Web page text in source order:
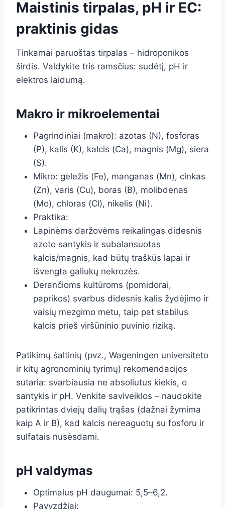
Maistinis tirpalas, pH ir EC:
praktinis gidas
Tinkamai paruoštas tirpalas – hidroponikos
širdis. Valdykite tris ramsčius: sudėtį, pH ir
elektros laidumą.
Makro ir mikroelementai
Pagrindiniai (makro): azotas (N), fosforas
(P), kalis (K), kalcis (Ca), magnis (Mg), siera
(S).
Mikro: geležis (Fe), manganas (Mn), cinkas
(Zn), varis (Cu), boras (B), molibdenas
(Mo), chloras (Cl), nikelis (Ni).
Praktika:
Lapinėms daržovėms reikalingas didesnis
azoto santykis ir subalansuotas
kalcis/magnis, kad būtų traškūs lapai ir
išvengta galiukų nekrozės.
Derančioms kultūroms (pomidorai,
paprikos) svarbus didesnis kalis žydėjimo ir
vaisių mezgimo metu, taip pat stabilus
kalcis prieš viršūninio puvinio riziką.
Patikimų šaltinių (pvz., Wageningen universiteto
ir kitų agronominių tyrimų) rekomendacijos
sutaria: svarbiausia ne absoliutus kiekis, o
santykis ir pH. Venkite saviveiklos – naudokite
patikrintas dviejų dalių trąšas (dažnai žymima
kaip A ir B), kad kalcis nereaguotų su fosforu ir
sulfatais nusėsdami.
pH valdymas
Optimalus pH daugumai: 5,5–6,2.
Pavyzdžiai: